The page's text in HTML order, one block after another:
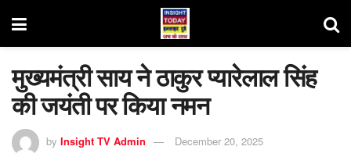
मुख्यमंत्री साय ने ठाकुर प्यारेलाल सिंह
की जयंती पर किया नमन
by Insight TV Admin December 20, 2025